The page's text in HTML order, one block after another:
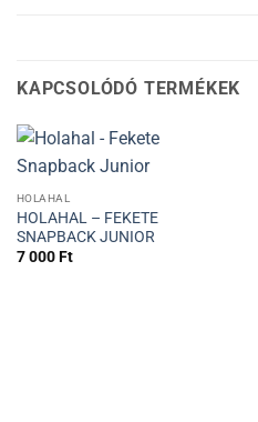
KAPCSOLÓDÓ TERMÉKEK
HOLAHAL
HOLAHAL – FEKETE
SNAPBACK JUNIOR
7 000Ft